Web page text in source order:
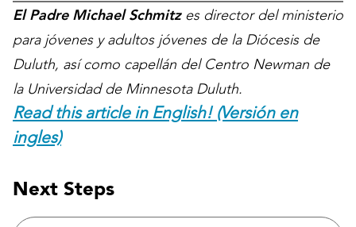
El Padre Michael Schmitzes director del ministerio
para jóvenes y adultos jóvenes de la Diócesis de
Duluth, así como capellán del Centro Newman de
la Universidad de Minnesota Duluth.
Read this article in English! (Versión en
ingles)
Next Steps